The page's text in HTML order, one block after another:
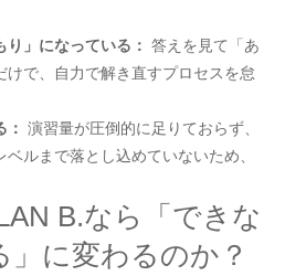
」になっている： 答えを見て「あ
けで、自力で解き直すプロセスを怠
演習量が圧倒的に足りておらず、
ルまで落とし込めていないため、
B.なら「できな
に変わるのか？